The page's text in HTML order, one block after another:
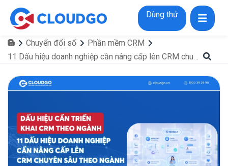
Dùng thử
Chuyển đổi số
Phần mềm CRM
11 Dấu hiệu doanh nghiệp cần nâng cấp lên CRM chuyên sâu theo ngành